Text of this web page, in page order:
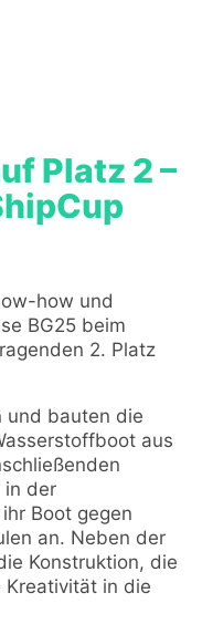
Platz 2 –
how und
BG25 beim
2. Platz
und bauten die
aus
in der
Boot gegen
an. Neben der
Konstruktion, die
in die